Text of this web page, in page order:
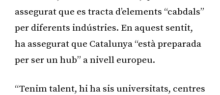
assegurat que es tracta d’elements “cabdals”
per diferents indústries. En aquest sentit,
ha assegurat que Catalunya “està preparada
per ser un hub” a nivell europeu.
“Tenim talent, hi ha sis universitats, centres